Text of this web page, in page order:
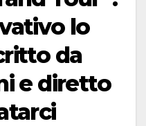
lo
da
e diretto